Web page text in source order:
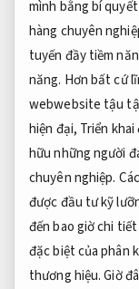
mình bằng bí
hàng chuyên
tuyến đầy tiềm
năng. Hơn bất cứ
webwebsite tậu
hiện đại, Triển khai
hữu những người
chuyên nghiệp.
được đầu tư kỹ
đến bao giờ chi
đặc biệt của phân
thương hiệu.Giờ